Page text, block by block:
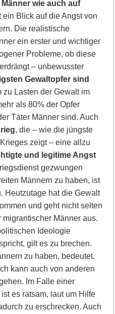
wie auch auf
ein Blick auf die Angst von
Die realistische
ein erster und wichtiger
Probleme, ob diese
– unbewusster
Gewaltopfer sind
zu Lasten der Gewalt im
als 80% der Opfer
Täter Männer sind. Auch
, die – wie die jüngste
zeigt – eine allzu
und legitime Angst
gezwungen
Männern zu haben, ist
Heutzutage hat die Gewalt
und geht nicht selten
migrantischer Männer aus.
Ideologie
gilt es zu brechen.
zu haben, bedeutet,
kann auch von anderen
Im Falle einer
es ratsam, laut um Hilfe
zu erschrecken. Auch